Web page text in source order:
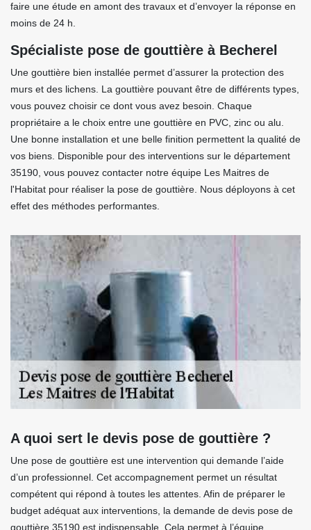
faire une étude en amont des travaux et d’envoyer la réponse en
moins de 24 h.
Spécialiste pose de gouttière à Becherel
Une gouttière bien installée permet d’assurer la protection des
murs et des lichens. La gouttière pouvant être de différents types,
vous pouvez choisir ce dont vous avez besoin. Chaque
propriétaire a le choix entre une gouttière en PVC, zinc ou alu.
Une bonne installation et une belle finition permettent la qualité de
vos biens. Disponible pour des interventions sur le département
35190, vous pouvez contacter notre équipe Les Maitres de
l'Habitat pour réaliser la pose de gouttière. Nous déployons à cet
effet des méthodes performantes.
A quoi sert le devis pose de gouttière ?
Une pose de gouttière est une intervention qui demande l’aide
d’un professionnel. Cet accompagnement permet un résultat
compétent qui répond à toutes les attentes. Afin de préparer le
budget adéquat aux interventions, la demande de devis pose de
gouttière 35190 est indispensable. Cela permet à l’équipe